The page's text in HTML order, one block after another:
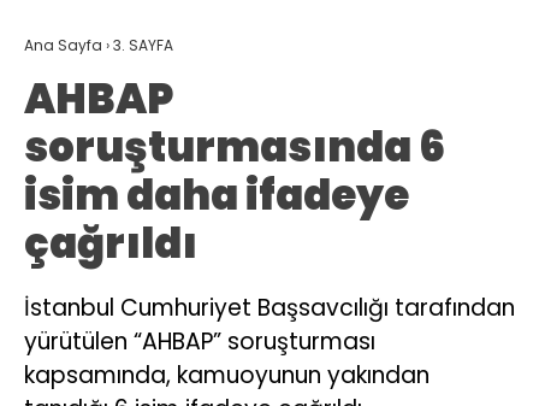
Ana Sayfa ›3. SAYFA
AHBAP
soruşturmasında 6
isim daha ifadeye
çağrıldı
İstanbul Cumhuriyet Başsavcılığı tarafından
yürütülen “AHBAP” soruşturması
kapsamında, kamuoyunun yakından